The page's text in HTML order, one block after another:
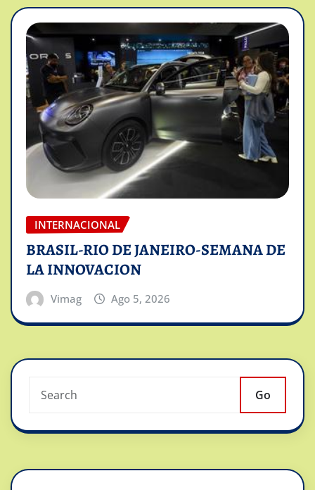
INTERNACIONAL
BRASIL-RIO DE JANEIRO-SEMANA DE
LA INNOVACION
Vimag Ago 5, 2026
Go